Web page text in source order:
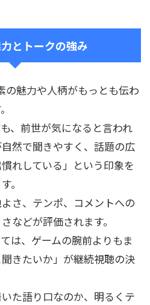
とトークの強み
魅力や人柄がもっとも伝わ
、前世が気になると言われ
然で聞きやすく、話題の広
れしている」という印象を
。
さ、テンポ、コメントへの
などが評価されます。
は、ゲームの腕前よりもま
きたいか」が継続視聴の決
た語り口なのか、明るくテ